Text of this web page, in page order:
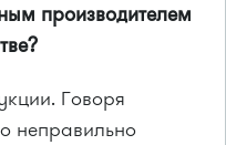
производителем
Говоря
неправильно